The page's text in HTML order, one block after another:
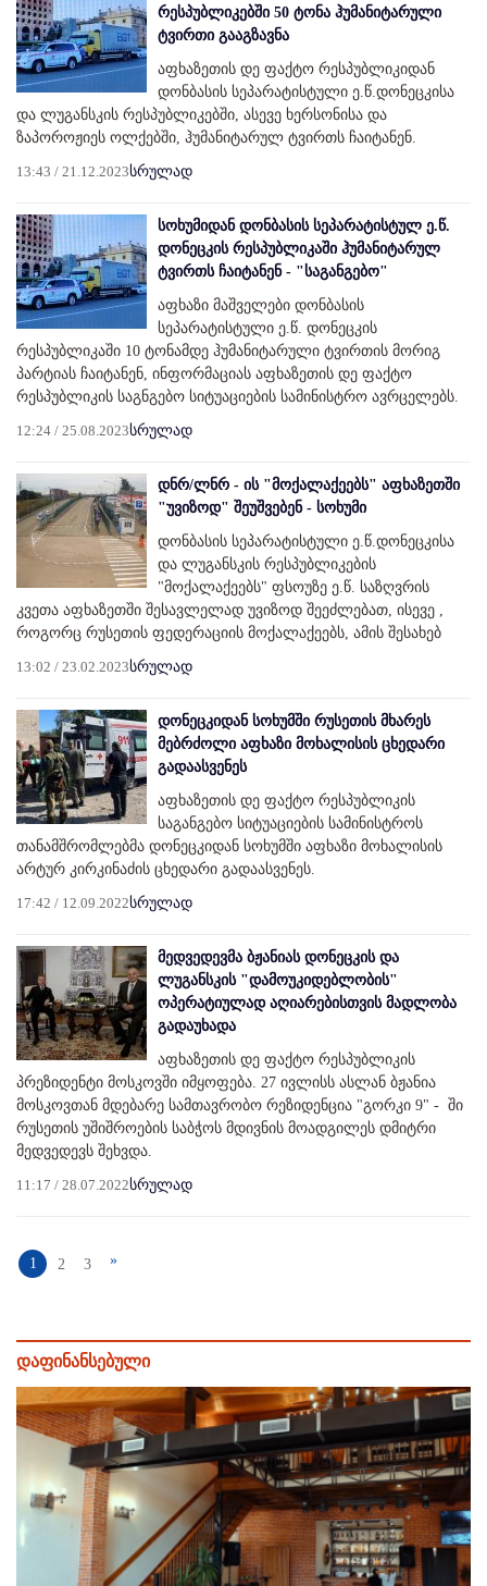
რესპუბლიკებში 50 ტონა ჰუმანიტარული
ტვირთი გააგზავნა
აფხაზეთის დე ფაქტო რესპუბლიკიდან
დონბასის სეპარატისტული ე.წ.დონეცკისა
და ლუგანსკის რესპუბლიკებში, ასევე ხერსონისა და
ზაპოროჟიეს ოლქებში, ჰუმანიტარულ ტვირთს ჩაიტანენ.
13:43 / 21.12.2023სრულად
სოხუმიდან დონბასის სეპარატისტულ ე.წ.
დონეცკის რესპუბლიკაში ჰუმანიტარულ
ტვირთს ჩაიტანენ - "საგანგებო"
აფხაზი მაშველები დონბასის
სეპარატისტული ე.წ. დონეცკის
რესპუბლიკაში 10 ტონამდე ჰუმანიტარული ტვირთის მორიგ
პარტიას ჩაიტანენ, ინფორმაციას აფხაზეთის დე ფაქტო
რესპუბლიკის საგნგებო სიტუაციების სამინისტრო ავრცელებს.
12:24 / 25.08.2023სრულად
დნრ/ლნრ - ის "მოქალაქეებს" აფხაზეთში
"უვიზოდ" შეუშვებენ - სოხუმი
დონბასის სეპარატისტული ე.წ.დონეცკისა
და ლუგანსკის რესპუბლიკების
"მოქალაქეებს" ფსოუზე ე.წ. საზღვრის
კვეთა აფხაზეთში შესავლელად უვიზოდ შეეძლებათ, ისევე ,
როგორც რუსეთის ფედერაციის მოქალაქეებს, ამის შესახებ
13:02 / 23.02.2023სრულად
დონეცკიდან სოხუმში რუსეთის მხარეს
მებრძოლი აფხაზი მოხალისის ცხედარი
გადაასვენეს
აფხაზეთის დე ფაქტო რესპუბლიკის
საგანგებო სიტუაციების სამინისტროს
თანამშრომლებმა დონეცკიდან სოხუმში აფხაზი მოხალისის
არტურ კირკინაძის ცხედარი გადაასვენეს.
17:42 / 12.09.2022სრულად
მედვედევმა ბჟანიას დონეცკის და
ლუგანსკის "დამოუკიდებლობის"
ოპერატიულად აღიარებისთვის მადლობა
გადაუხადა
აფხაზეთის დე ფაქტო რესპუბლიკის
პრეზიდენტი მოსკოვში იმყოფება. 27 ივლისს ასლან ბჟანია
მოსკოვთან მდებარე სამთავრობო რეზიდენცია "გორკი 9" - ში
რუსეთის უშიშროების საბჭოს მდივნის მოადგილეს დმიტრი
მედვედევს შეხვდა.
11:17 / 28.07.2022სრულად
1 2 3 »
დაფინანსებული